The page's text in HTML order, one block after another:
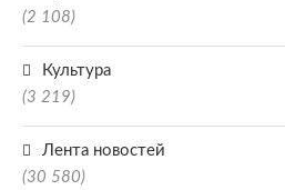
(2 108)
Культура
(3 219)
Лента новостей
(30 580)